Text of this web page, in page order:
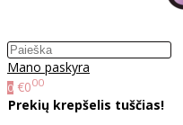
Mano paskyra
0 €000
Prekių krepšelis tuščias!